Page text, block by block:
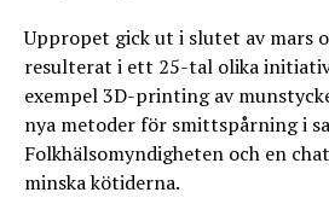
Uppropet gick ut i slutet av mars
resulterat i ett 25-tal olika
exempel 3D-printing av
nya metoder för smittspårning i
Folkhälsomyndigheten och en
minska kötiderna.